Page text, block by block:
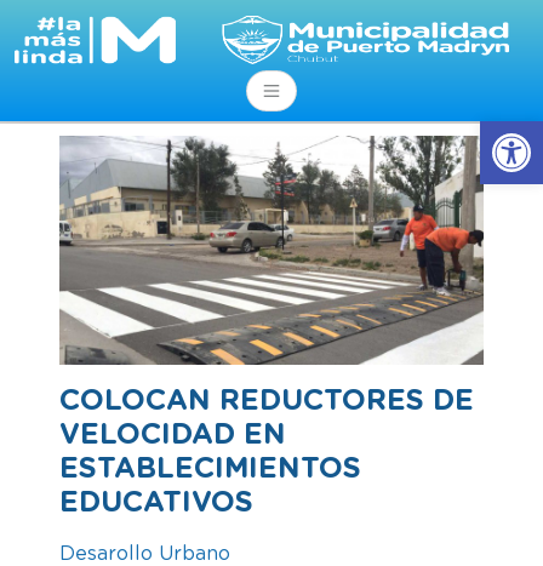
Abrir
COLOCAN REDUCTORES DE
VELOCIDAD EN
ESTABLECIMIENTOS
EDUCATIVOS
Desarollo Urbano